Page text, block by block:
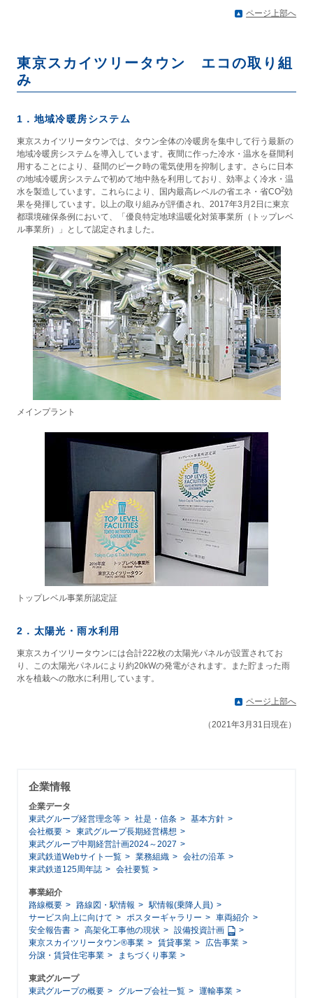
ページ上部へ
東京スカイツリータウン エコの取り組
み
1．地域冷暖房システム
東京スカイツリータウンでは、タウン全体の冷暖房を集中して行う最新の
地域冷暖房システムを導入しています。夜間に作った冷水・温水を昼間利
用することにより、昼間のピーク時の電気使用を抑制します。さらに日本
の地域冷暖房システムで初めて地中熱を利用しており、効率よく冷水・温
水を製造しています。これらにより、国内最高レベルの省エネ・省CO2効
果を発揮しています。以上の取り組みが評価され、2017年3月2日に東京
都環境確保条例において、「優良特定地球温暖化対策事業所（トップレベ
ル事業所）」として認定されました。
メインプラント
トップレベル事業所認定証
2．太陽光・雨水利用
東京スカイツリータウンには合計222枚の太陽光パネルが設置されてお
り、この太陽光パネルにより約20kWの発電がされます。また貯まった雨
水を植栽への散水に利用しています。
ページ上部へ
（2021年3月31日現在）
企業情報
企業データ
東武グループ経営理念等
社是・信条
基本方針
会社概要
東武グループ長期経営構想
東武グループ中期経営計画2024～2027
東武鉄道Webサイト一覧
業務組織
会社の沿革
東武鉄道125周年誌
会社要覧
事業紹介
路線概要
路線図・駅情報
駅情報(乗降人員)
サービス向上に向けて
ポスターギャラリー
車両紹介
安全報告書
高架化工事他の現状
設備投資計画
東京スカイツリータウン®事業
賃貸事業
広告事業
分譲・賃貸住宅事業
まちづくり事業
東武グループ
東武グループの概要
グループ会社一覧
運輸事業